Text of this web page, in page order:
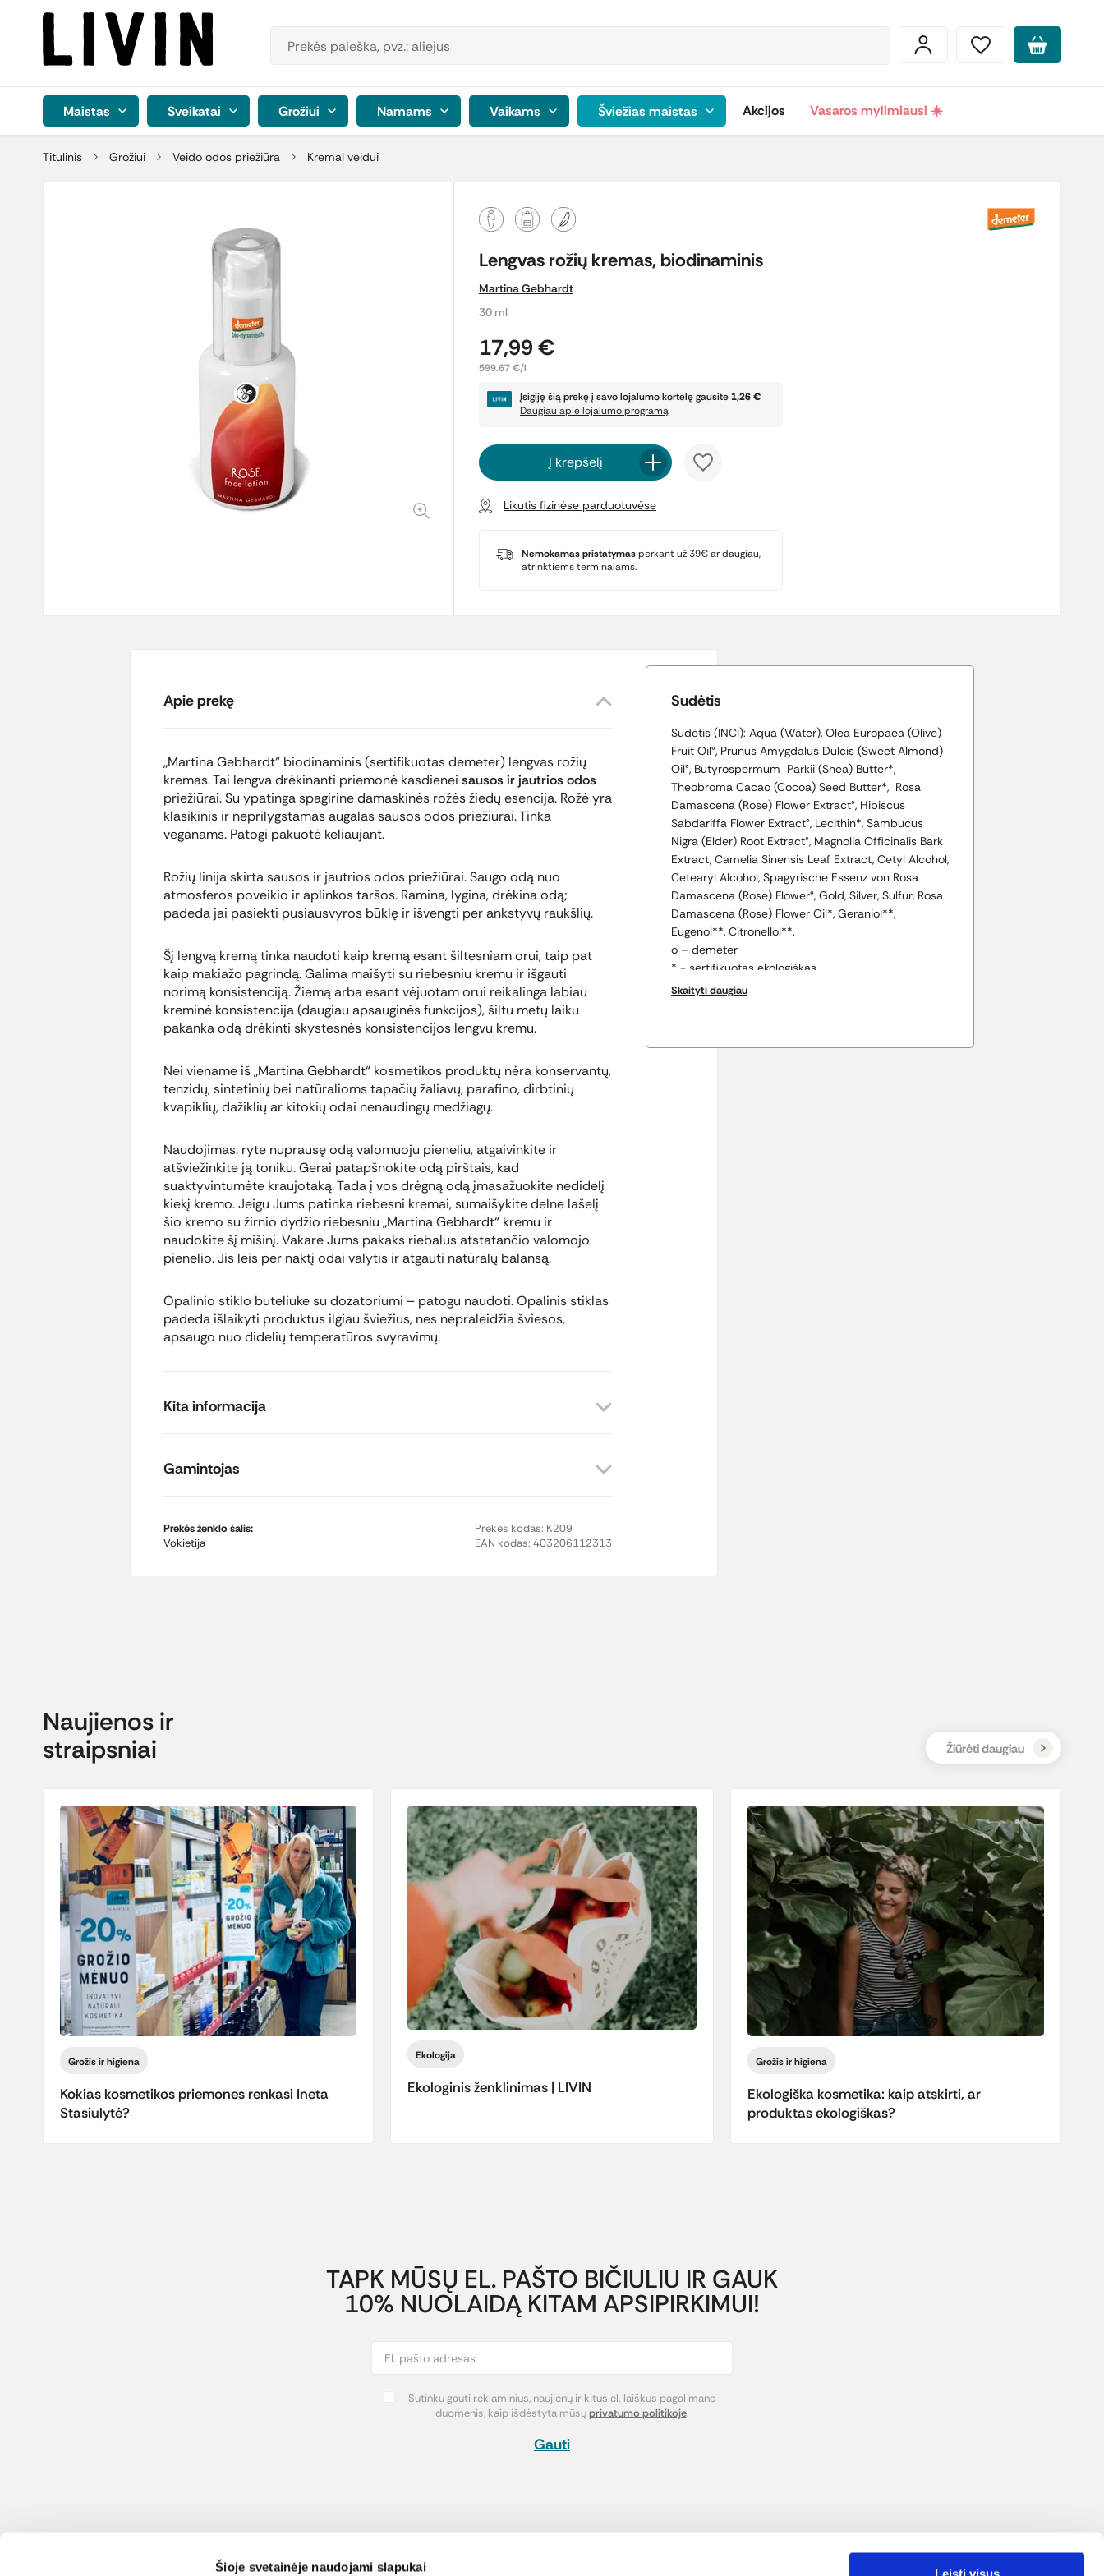
Šioje svetainėje naudojami slapukai
Maistas Sveikatai Grožiui Namams Vaikams Šviežias maistas Akcijos Vasaros mylimiausi ☀️
Titulinis Grožiui Veido odos priežiūra Kremai veidui
Lengvas rožių kremas, biodinaminis
Martina Gebhardt
30 ml
17,99 €
599.67 €/l
Įsigiję šią prekę į savo lojalumo kortelę gausite1,26 €
Daugiau apie lojalumo programą
Į krepšelį
Likutis fizinėse parduotuvėse
Nemokamas pristatymasperkant už 39€ ar daugiau,
atrinktiems terminalams.
Apie prekę
„Martina Gebhardt“ biodinaminis (sertifikuotasdemeter) lengvas rožių
kremas. Tai lengva drėkinanti priemonė kasdienei sausos ir jautrios odos
priežiūrai. Su ypatinga spagirine damaskinės rožės žiedų esencija. Rožė yra
klasikinis ir neprilygstamas augalas sausos odos priežiūrai. Tinka
veganams. Patogi pakuotė keliaujant.
Rožių linija skirta sausos ir jautrios odos priežiūrai. Saugo odą nuo
atmosferos poveikio ir aplinkos taršos. Ramina, lygina, drėkina odą;
padeda jai pasiekti pusiausvyros būklę ir išvengti per ankstyvų raukšlių.
Šį lengvą kremą tinka naudoti kaip kremą esant šiltesniam orui, taip pat
kaip makiažo pagrindą. Galima maišyti su riebesniu kremu ir išgauti
norimą konsistenciją. Žiemą arba esant vėjuotam orui reikalinga labiau
kreminė konsistencija (daugiau apsauginės funkcijos), šiltu metų laiku
pakanka odą drėkinti skystesnės konsistencijos lengvu kremu.
Nei viename iš „Martina Gebhardt“ kosmetikos produktų nėra konservantų,
tenzidų, sintetinių bei natūralioms tapačių žaliavų, parafino, dirbtinių
kvapiklių, dažiklių ar kitokių odai nenaudingų medžiagų.
Naudojimas: ryte nuprausę odą valomuoju pieneliu, atgaivinkite ir
atšviežinkite ją toniku. Gerai patapšnokite odą pirštais, kad
suaktyvintumėte kraujotaką. Tada į vos drėgną odą įmasažuokite nedidelį
kiekį kremo. Jeigu Jums patinka riebesni kremai, sumaišykite delne lašelį
šio kremo su žirnio dydžio riebesniu „Martina Gebhardt“ kremu ir
naudokite šį mišinį. Vakare Jums pakaks riebalus atstatančio valomojo
pienelio. Jis leis per naktį odai valytis ir atgauti natūralų balansą.
Opalinio stiklo buteliuke su dozatoriumi – patogu naudoti. Opalinis stiklas
padeda išlaikyti produktus ilgiau šviežius, nes nepraleidžia šviesos,
apsaugo nuo didelių temperatūros svyravimų.
Kita informacija
Gamintojas
Prekės ženklo šalis:
Vokietija
Prekės kodas: K209
EAN kodas: 403206112313
Sudėtis
Sudėtis (INCI): Aqua (Water), Olea Europaea (Olive)
Fruit Oil°, Prunus Amygdalus Dulcis (Sweet Almond)
Oil°, Butyrospermum Parkii (Shea) Butter*,
Theobroma Cacao (Cocoa) Seed Butter*, Rosa
Damascena (Rose) Flower Extract°, Hibiscus
Sabdariffa Flower Extract°, Lecithin*, Sambucus
Nigra (Elder) Root Extract°, Magnolia Officinalis Bark
Extract, Camelia Sinensis Leaf Extract, Cetyl Alcohol,
Cetearyl Alcohol, Spagyrische Essenz von Rosa
Damascena (Rose) Flower°, Gold, Silver, Sulfur, Rosa
Damascena (Rose) Flower Oil*, Geraniol**,
Eugenol**, Citronellol**.
o – demeter
* - sertifikuotas ekologiškas
** - iš eterinių aliejų
Skaityti daugiau
Naujienos ir
straipsniai
Žiūrėti daugiau
Grožis ir higiena
Kokias kosmetikos priemones renkasi Ineta
Stasiulytė?
Ekologija
Ekologinis ženklinimas | LIVIN
Grožis ir higiena
Ekologiška kosmetika: kaip atskirti, ar
produktas ekologiškas?
TAPK MŪSŲ EL. PAŠTO BIČIULIU IR GAUK
10% NUOLAIDĄ KITAM APSIPIRKIMUI!
Sutinku gauti reklaminius, naujienų ir kitus el. laiškus pagal mano
duomenis, kaip išdėstyta mūsųprivatumo politikoje.
Gauti
LIVIN